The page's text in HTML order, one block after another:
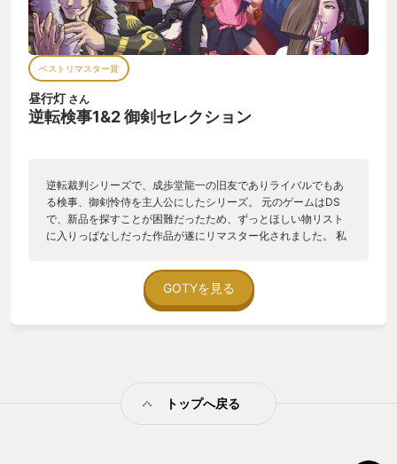
ベストリマスター賞
昼行灯さん
逆転検事1&2 御剣セレクション
逆転裁判シリーズで、成歩堂龍一の旧友でありライバルでもあ
る検事、御剣怜侍を主人公にしたシリーズ。 元のゲームはDS
で、新品を探すことが困難だったため、ずっとほしい物リスト
に入りっぱなしだった作品が遂にリマスター化されました。 私
れたキャラクター絵は、最新作をプレイしているよう。 現在１
をクリアして２の途中ですが、逆転裁判１～３の懐かしいキャ
ラクターも再登場し、ナルホドくんが登場しないのが勿体ない
GOTYを見る
トップへ戻る